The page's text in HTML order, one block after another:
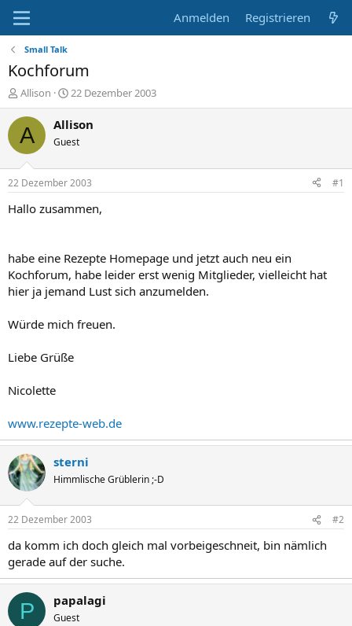
Anmelden Registrieren
Small Talk
Kochforum
E
r
s
t
e
r
Allison
E
r
s
e
l
t
a
22 Dezember 2003
A Allison
Guest
22 Dezember 2003 #1
Hallo zusammen,
habe eine Rezepte Homepage und jetzt auch neu ein
Kochforum, habe leider erst wenig Mitglieder, vielleicht hat
hier ja jemand Lust sich anzumelden.
Würde mich freuen.
Liebe Grüße
Nicolette
www.rezepte-web.de
sterni
Himmlische Grüblerin ;-D
22 Dezember 2003 #2
da komm ich doch gleich mal vorbeigeschneit, bin nämlich
gerade auf der suche.
P papalagi
Guest